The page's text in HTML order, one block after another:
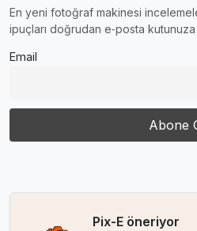
En yeni fotoğraf makinesi
ipuçları doğrudan e‑posta
Email
Pix-E öneriyor